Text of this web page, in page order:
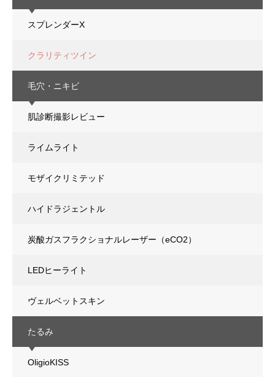
スプレンダーX
クラリティツイン
毛穴・ニキビ
肌診断撮影レビュー
ライムライト
モザイクリミテッド
ハイドラジェントル
炭酸ガスフラクショナルレーザー（eCO2）
LEDヒーライト
ヴェルベットスキン
たるみ
OligioKISS